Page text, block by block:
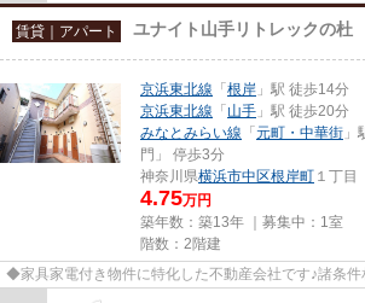
賃貸｜アパート ユナイト山手リトレックの杜
京浜東北線 「 根岸 」駅 徒歩14分
京浜東北線 「 山手 」駅 徒歩20分
みなとみらい線 「 元町・中華街 」
門」 停歩3分
神奈川県横浜市中区根岸町 １丁目
4.75万円
築年数：築13年 ｜募集中： 1室
階数：2階建
◆家具家電付き物件に特化した不動産会社です♪諸条